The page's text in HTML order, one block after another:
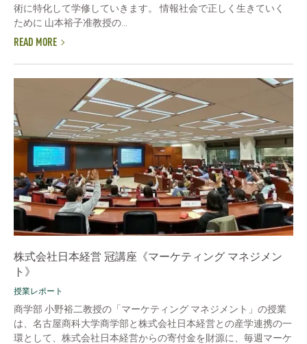
術に特化して学修していきます。 情報社会で正しく生きていく
ために 山本裕子准教授の...
READ MORE
株式会社日本経営 冠講座《マーケティング マネジメン
ト》
授業レポート
商学部 小野裕二教授の「マーケティング マネジメント」の授業
は、名古屋商科大学商学部と株式会社日本経営との産学連携の一
環として、株式会社日本経営からの寄付金を財源に、毎週マーケ